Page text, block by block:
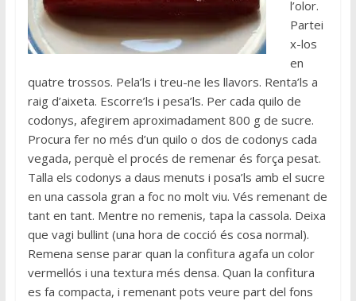
l’olor.
Partei
x-los
en
quatre trossos. Pela’ls i treu-ne les llavors. Renta’ls a
raig d’aixeta. Escorre’ls i pesa’ls. Per cada quilo de
codonys, afegirem aproximadament 800 g de sucre.
Procura fer no més d’un quilo o dos de codonys cada
vegada, perquè el procés de remenar és força pesat.
Talla els codonys a daus menuts i posa’ls amb el sucre
en una cassola gran a foc no molt viu. Vés remenant de
tant en tant. Mentre no remenis, tapa la cassola. Deixa
que vagi bullint (una hora de cocció és cosa normal).
Remena sense parar quan la confitura agafa un color
vermellós i una textura més densa. Quan la confitura
es fa compacta, i remenant pots veure part del fons